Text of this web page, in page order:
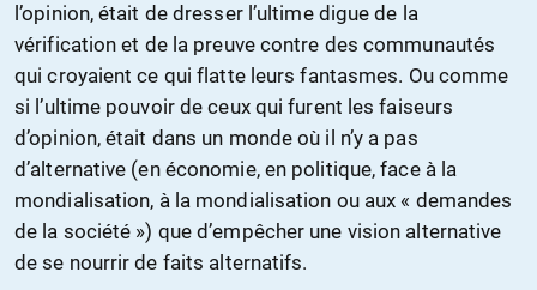
l’opinion, était de dresser l’ultime digue de la
vérification et de la preuve contre des communautés
qui croyaient ce qui flatte leurs fantasmes. Ou comme
si l’ultime pouvoir de ceux qui furent les faiseurs
d’opinion, était dans un monde où il n’y a pas
d’alternative (en économie, en politique, face à la
mondialisation, à la mondialisation ou aux « demandes
de la société ») que d’empêcher une vision alternative
de se nourrir de faits alternatifs.